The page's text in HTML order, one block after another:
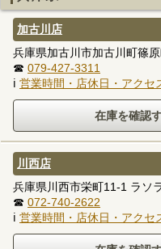
加古川店
兵庫県加古川市加古川町篠
☎ 079-427-3311
ℹ 営業時間・店休日・アクセ
川西店
兵庫県川西市栄町11-1 ラソ
☎ 072-740-2622
ℹ 営業時間・店休日・アクセ